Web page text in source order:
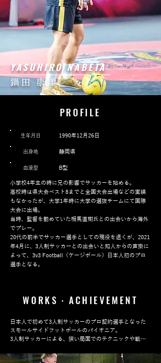
YASUHIRO NABETA
鍋田 康洋
PROFILE
​生年月日 1990年12月26日
出身地 静岡県
血液型 B型
小学校4年生の時に兄の影響でサッカーを始める。
高校時は県大会ベスト8までと全国大会出場などの実績
もなかったが、大学1年時に大学の選抜チームにて国際
大会に出場。
当時、監督を勤めていた相馬直樹氏との出会いから海外
でプレー。
20代の前半でサッカー選手としての現役を退くが、2021
年4月に、3人制サッカーとの出会いと知人からの声掛に
よって、3v3 Football（ケージボール）日本人初のプロ
選手となる。
WORKS・ACHIEVEMENT
日本人で初めて3人制サッカーのプロ契約選手となった
スモールサイドフットボールのパイオニア。
3人制サッカーによる、狭い局面でのテクニックや戦術
国内だけにとどまらず、世界中に広げている。